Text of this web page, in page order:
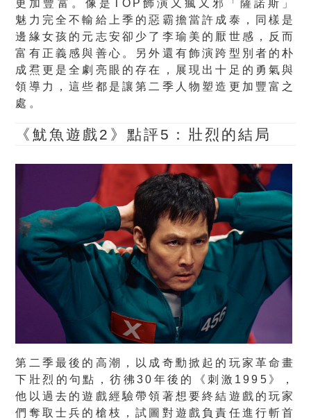
更加豐富。像是TOP飾演又瘋又邪「薩諾斯」
魅力完全不輸給上季的惡霸擔當許成泰，同樣是
邊緣女孩的元志安卻少了李瑜美的厭世感，反而
富有正義感與善心。另外還有飾演跨型別者的朴
成焄更是全劇亮眼的存在，展現出十足的勇氣與
領導力，這些都是讓第二季人物塑造更加豐富之
處。
《魷魚遊戲2》點評5：壯烈的結局
第二季最後的高潮，以成奇勳掀起的玩家革命畫
下壯烈的句點，彷彿30年後的《刺激1995》，
他以過去的遊戲經驗帶領著想要終結遊戲的玩家
們奪取士兵的槍枝，試圖對遊戲負責任進行斬首